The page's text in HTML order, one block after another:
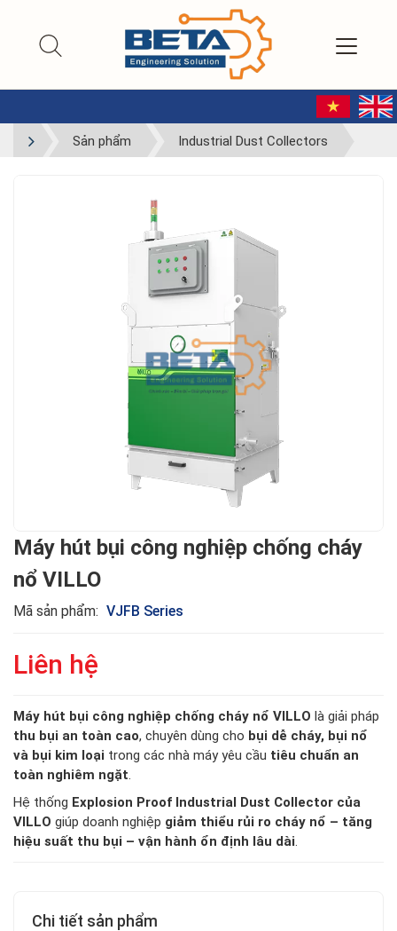
Sản phẩm Industrial Dust Collectors
Máy hút bụi công nghiệp chống cháy
nổ VILLO
Mã sản phẩm: VJFB Series
Liên hệ
Máy hút bụi công nghiệp chống cháy nổ VILLO là giải pháp
thu bụi an toàn cao, chuyên dùng cho bụi dễ cháy, bụi nổ
và bụi kim loại trong các nhà máy yêu cầu tiêu chuẩn an
toàn nghiêm ngặt.
Hệ thống Explosion Proof Industrial Dust Collector của
VILLO giúp doanh nghiệp giảm thiểu rủi ro cháy nổ – tăng
hiệu suất thu bụi – vận hành ổn định lâu dài.
Chi tiết sản phẩm